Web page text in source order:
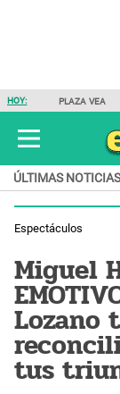
HOY: PLAZA VEA
ÚLTIMAS NOTICIAS
Espectáculos
Miguel
Lozano
tus